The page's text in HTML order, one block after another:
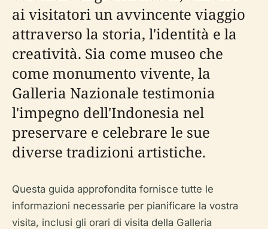
ai visitatori un avvincente viaggio
attraverso la storia, l'identità e la
creatività. Sia come museo che
come monumento vivente, la
Galleria Nazionale testimonia
l'impegno dell'Indonesia nel
preservare e celebrare le sue
diverse tradizioni artistiche.
Questa guida approfondita fornisce tutte le
informazioni necessarie per pianificare la vostra
visita, inclusi gli orari di visita della Galleria